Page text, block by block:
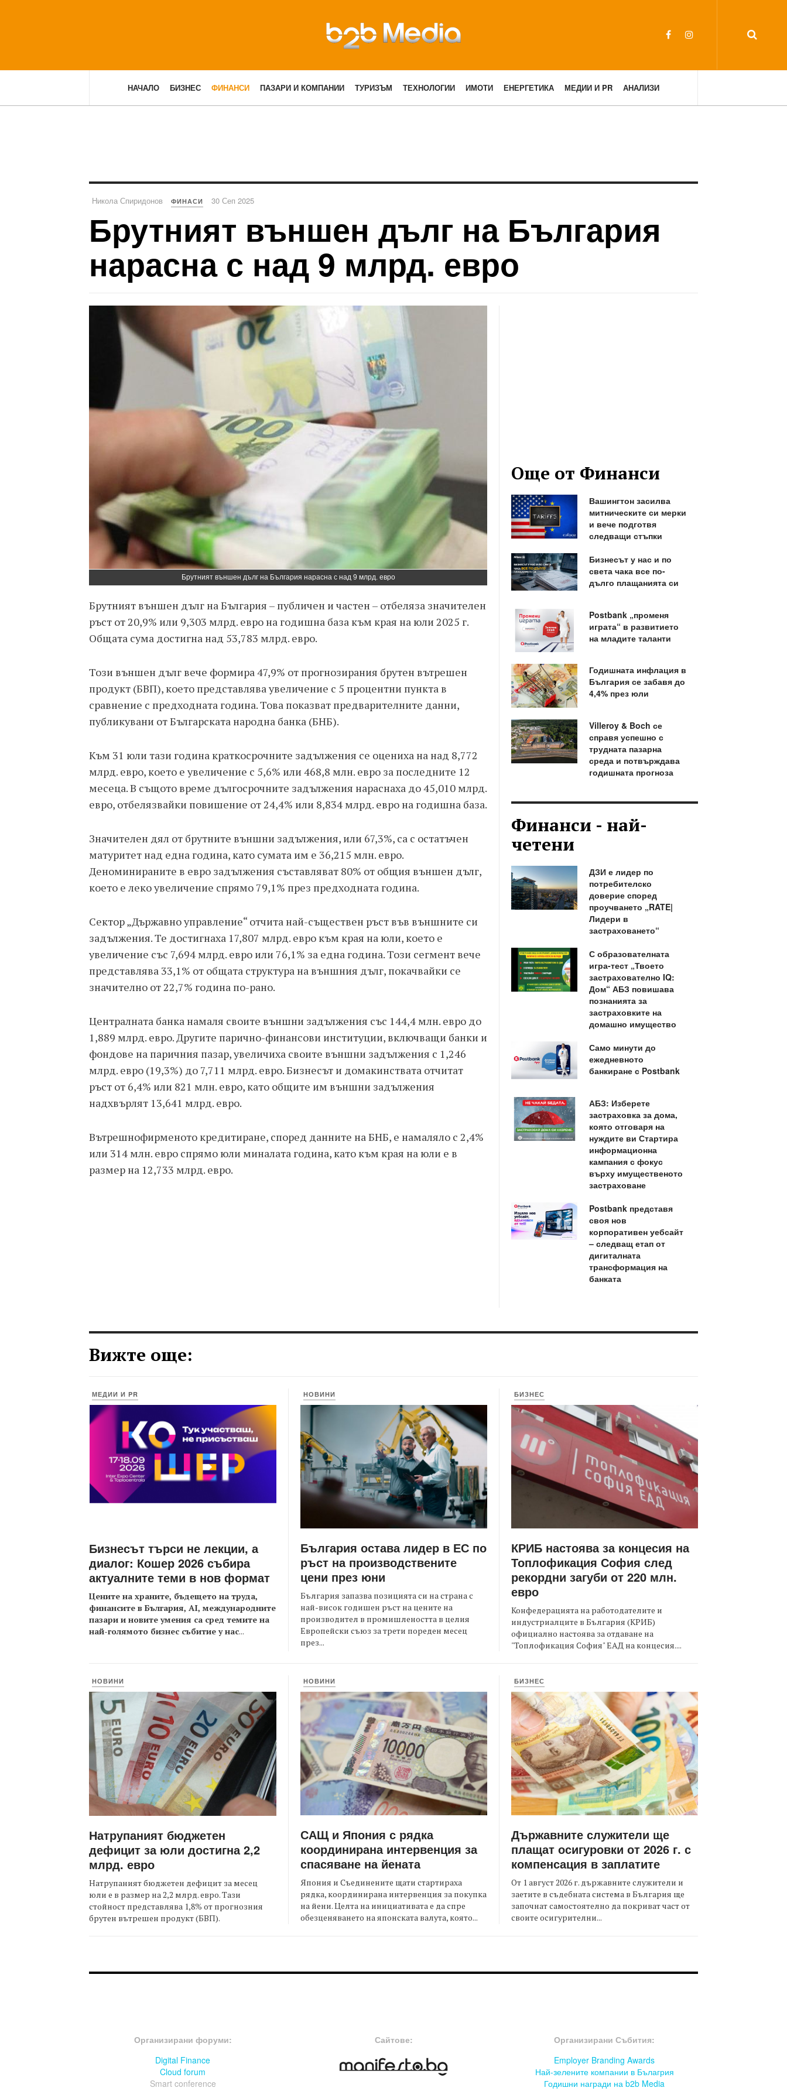
НАЧАЛО БИЗНЕС ФИНАНСИ ПАЗАРИ И КОМПАНИИ ТУРИЗЪМ ТЕХНОЛОГИИ ИМОТИ ЕНЕРГЕТИКА МЕДИИ И PR АНАЛИЗИ
Никола Спиридонов ФИНАСИ 30 Сеп 2025
Брутният външен дълг на България
нарасна с над 9 млрд. евро
Брутният външен дълг на България нарасна с над 9 млрд. евро
Брутният външен дълг на България – публичен и частен – отбеляза значителен
ръст от 20,9% или 9,303 млрд. евро на годишна база към края на юли 2025 г.
Общата сума достигна над 53,783 млрд. евро.
Този външен дълг вече формира 47,9% от прогнозирания брутен вътрешен
продукт (БВП), което представлява увеличение с 5 процентни пункта в
сравнение с предходната година. Това показват предварителните данни,
публикувани от Българската народна банка (БНБ).
Към 31 юли тази година краткосрочните задължения се оцениха на над 8,772
млрд. евро, което е увеличение с 5,6% или 468,8 млн. евро за последните 12
месеца. В същото време дългосрочните задължения нараснаха до 45,010 млрд.
евро, отбелязвайки повишение от 24,4% или 8,834 млрд. евро на годишна база.
Значителен дял от брутните външни задължения, или 67,3%, са с остатъчен
матуритет над една година, като сумата им е 36,215 млн. евро.
Деноминираните в евро задължения съставляват 80% от общия външен дълг,
което е леко увеличение спрямо 79,1% през предходната година.
Сектор „Държавно управление“ отчита най-съществен ръст във външните си
задължения. Те достигнаха 17,807 млрд. евро към края на юли, което е
увеличение със 7,694 млрд. евро или 76,1% за една година. Този сегмент вече
представлява 33,1% от общата структура на външния дълг, покачвайки се
значително от 22,7% година по-рано.
Централната банка намаля своите външни задължения със 144,4 млн. евро до
1,889 млрд. евро. Другите парично-финансови институции, включващи банки и
фондове на паричния пазар, увеличиха своите външни задължения с 1,246
млрд. евро (19,3%) до 7,711 млрд. евро. Бизнесът и домакинствата отчитат
ръст от 6,4% или 821 млн. евро, като общите им външни задължения
надхвърлят 13,641 млрд. евро.
Вътрешнофирменото кредитиране, според данните на БНБ, е намаляло с 2,4%
или 314 млн. евро спрямо юли миналата година, като към края на юли е в
размер на 12,733 млрд. евро.
Още от Финанси
Вашингтон засилва
митническите си мерки
и вече подготвя
следващи стъпки
Бизнесът у нас и по
света чака все по-
дълго плащанията си
Postbank „променя
играта“ в развитието
на младите таланти
Годишната инфлация в
България се забавя до
4,4% през юли
Villeroy & Boch се
справя успешно с
трудната пазарна
среда и потвърждава
годишната прогноза
Финанси - най-
четени
ДЗИ е лидер по
потребителско
доверие според
проучването „RATE|
Лидери в
застраховането“
С образователната
игра-тест „Твоето
застрахователно IQ:
Дом“ АБЗ повишава
познанията за
застраховките на
домашно имущество
Само минути до
ежедневното
банкиране с Postbank
АБЗ: Изберете
застраховка за дома,
която отговаря на
нуждите ви Стартира
информационна
кампания с фокус
върху имущественото
застраховане
Postbank представя
своя нов
корпоративен уебсайт
– следващ етап от
дигиталната
трансформация на
банката
Вижте още:
МЕДИИ И PR
Бизнесът търси не лекции, а
диалог: Кошер 2026 събира
актуалните теми в нов формат
Цените на храните, бъдещето на труда,
финансите в България, AI, международните
пазари и новите умения са сред темите на
най-голямото бизнес събитие у нас...
НОВИНИ
България остава лидер в ЕС по
ръст на производствените
цени през юни
България запазва позицията си на страна с
най-висок годишен ръст на цените на
производител в промишлеността в целия
Европейски съюз за трети пореден месец
през...
БИЗНЕС
КРИБ настоява за концесия на
Топлофикация София след
рекордни загуби от 220 млн.
евро
Конфедерацията на работодателите и
индустриалците в България (КРИБ)
официално настоява за отдаване на
"Топлофикация София" ЕАД на концесия....
НОВИНИ
Натрупаният бюджетен
дефицит за юли достигна 2,2
млрд. евро
Натрупаният бюджетен дефицит за месец
юли е в размер на 2,2 млрд. евро. Тази
стойност представлява 1,8% от прогнозния
брутен вътрешен продукт (БВП).
НОВИНИ
САЩ и Япония с рядка
координирана интервенция за
спасяване на йената
Япония и Съединените щати стартираха
рядка, координирана интервенция за покупка
на йени. Целта на инициативата е да спре
обезценяването на японската валута, която...
БИЗНЕС
Държавните служители ще
плащат осигуровки от 2026 г. с
компенсация в заплатите
От 1 август 2026 г. държавните служители и
заетите в съдебната система в България ще
започнат самостоятелно да покриват част от
своите осигурителни...
Организирани форуми:
Digital Finance
Cloud forum
Smart conference
Сайтове:
Организирани Събития:
Employer Branding Awards
Най-зелените компании в Бълагрия
Годишни награди на b2b Media